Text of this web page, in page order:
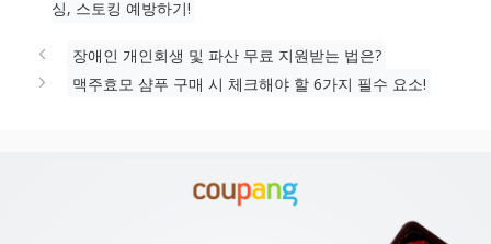
리
싱, 스토킹 예방하기!
장애인 개인회생 및 파산 무료 지원받는 법은?
맥주효모 샴푸 구매 시 체크해야 할 6가지 필수 요소!